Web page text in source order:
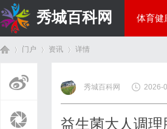
秀城百科网 体育健
门户 资讯
›
详情
秀城百科网 2026-
益生菌大人调